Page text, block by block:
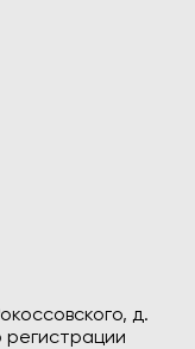
д.
регистрации